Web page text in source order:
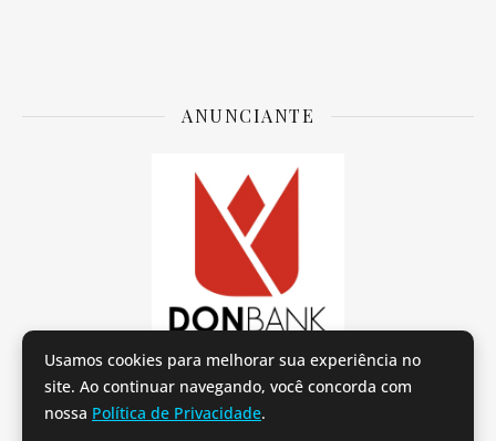
ANUNCIANTE
Usamos cookies para melhorar sua experiência no
site. Ao continuar navegando, você concorda com
nossa Política de Privacidade.